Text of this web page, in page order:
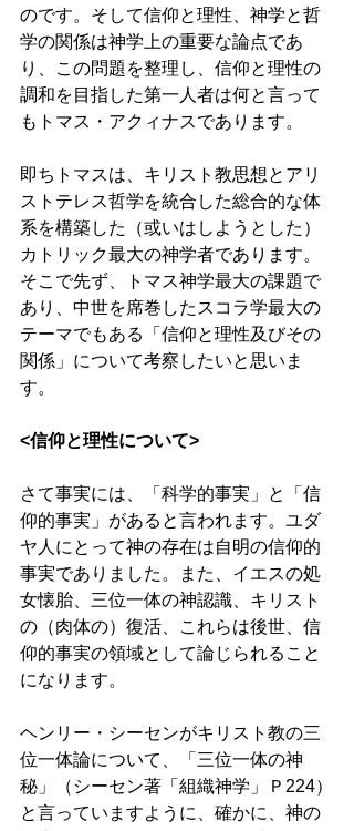
のです。そして信仰と理性、神学と哲
学の関係は神学上の重要な論点であ
り、この問題を整理し、信仰と理性の
調和を目指した第一人者は何と言って
もトマス・アクィナスであります。
即ちトマスは、キリスト教思想とアリ
ストテレス哲学を統合した総合的な体
系を構築した（或いはしようとした）
カトリック最大の神学者であります。
そこで先ず、トマス神学最大の課題で
あり、中世を席巻したスコラ学最大の
テーマでもある「信仰と理性及びその
関係」について考察したいと思いま
す。
<信仰と理性について>
さて事実には、「科学的事実」と「信
仰的事実」があると言われます。ユダ
ヤ人にとって神の存在は自明の信仰的
事実でありました。また、イエスの処
女懐胎、三位一体の神認識、キリスト
の（肉体の）復活、これらは後世、信
仰的事実の領域として論じられること
になります。
ヘンリー・シーセンがキリスト教の三
位一体論について、「三位一体の神
秘」（シーセン著「組織神学」Ｐ224）
と言っていますように、確かに、神の